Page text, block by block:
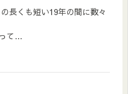
長くも短い19年の間に数々
て…